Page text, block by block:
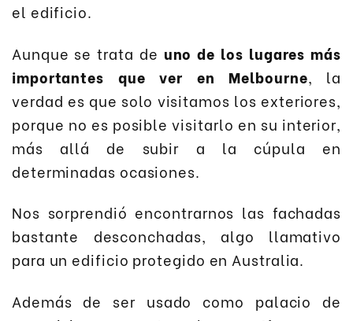
el edificio.
Aunque se trata de uno de los lugares más
importantes que ver en Melbourne, la
verdad es que solo visitamos los exteriores,
porque no es posible visitarlo en su interior,
más allá de subir a la cúpula en
determinadas ocasiones.
Nos sorprendió encontrarnos las fachadas
bastante desconchadas, algo llamativo
para un edificio protegido en Australia.
Además de ser usado como palacio de